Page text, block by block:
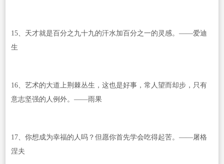
15、天才就是百分之九十九的汗水加百分之一的灵感。——爱迪
生
16、艺术的大道上荆棘丛生，这也是好事，常人望而却步，只有
意志坚强的人例外。——雨果
17、你想成为幸福的人吗？但愿你首先学会吃得起苦。——屠格
涅夫